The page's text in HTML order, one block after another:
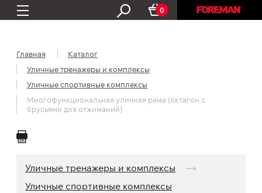
0
Главная
Каталог
Уличные тренажеры и комплексы
Уличные спортивные комплексы
Многофункциональная уличная рама (октагон с
брусьями для отжиманий)
Уличные тренажеры и комплексы
Уличные спортивные комплексы